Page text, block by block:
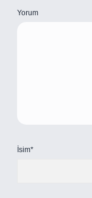
Yorum
İsim*